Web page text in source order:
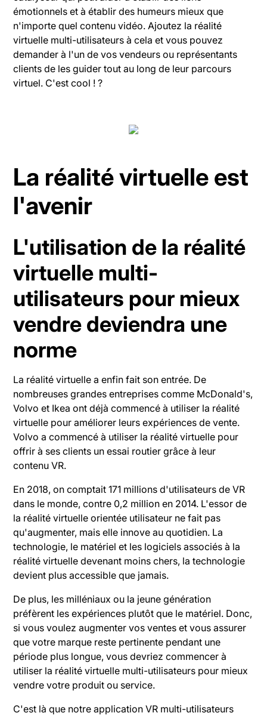
émotionnels et à établir des humeurs mieux que
n'importe quel contenu vidéo. Ajoutez la réalité
virtuelle multi-utilisateurs à cela et vous pouvez
demander à l'un de vos vendeurs ou représentants
clients de les guider tout au long de leur parcours
virtuel. C'est cool ! ?
La réalité virtuelle est
l'avenir
L'utilisation de la réalité
virtuelle multi-
utilisateurs pour mieux
vendre deviendra une
norme
La réalité virtuelle a enfin fait son entrée. De
nombreuses grandes entreprises comme McDonald's,
Volvo et Ikea ont déjà commencé à utiliser la réalité
virtuelle pour améliorer leurs expériences de vente.
Volvo a commencé à utiliser la réalité virtuelle pour
offrir à ses clients un essai routier grâce à leur
contenu VR.
En 2018, on comptait 171 millions d'utilisateurs de VR
dans le monde, contre 0,2 million en 2014. L'essor de
la réalité virtuelle orientée utilisateur ne fait pas
qu'augmenter, mais elle innove au quotidien. La
technologie, le matériel et les logiciels associés à la
réalité virtuelle devenant moins chers, la technologie
devient plus accessible que jamais.
De plus, les milléniaux ou la jeune génération
préfèrent les expériences plutôt que le matériel. Donc,
si vous voulez augmenter vos ventes et vous assurer
que votre marque reste pertinente pendant une
période plus longue, vous devriez commencer à
utiliser la réalité virtuelle multi-utilisateurs pour mieux
vendre votre produit ou service.
C'est là que notre application VR multi-utilisateurs